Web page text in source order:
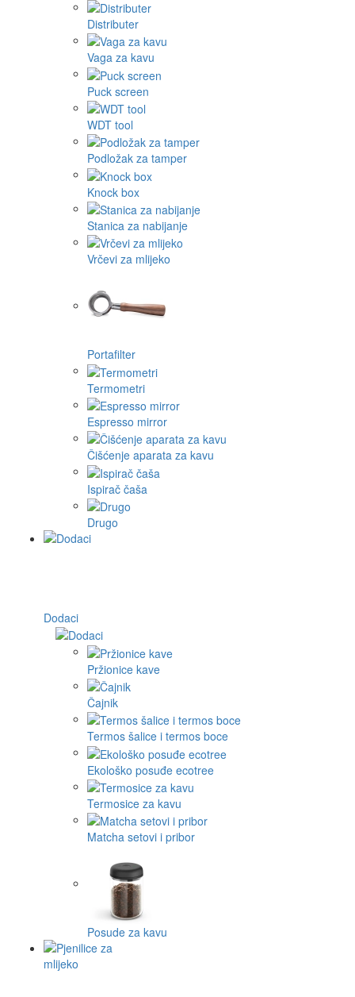
Distributer
Vaga za kavu
Puck screen
WDT tool
Podložak za tamper
Knock box
Stanica za nabijanje
Vrčevi za mlijeko
Portafilter
Termometri
Espresso mirror
Čišćenje aparata za kavu
Ispirač čaša
Drugo
Dodaci
Pržionice kave
Čajnik
Termos šalice i termos boce
Ekološko posuđe ecotree
Termosice za kavu
Matcha setovi i pribor
Posude za kavu